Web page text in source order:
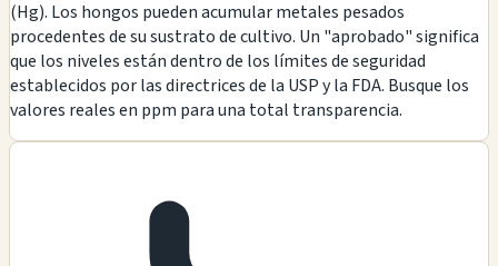
(Hg). Los hongos pueden acumular metales pesados
procedentes de su sustrato de cultivo. Un "aprobado" significa
que los niveles están dentro de los límites de seguridad
establecidos por las directrices de la USP y la FDA. Busque los
valores reales en ppm para una total transparencia.